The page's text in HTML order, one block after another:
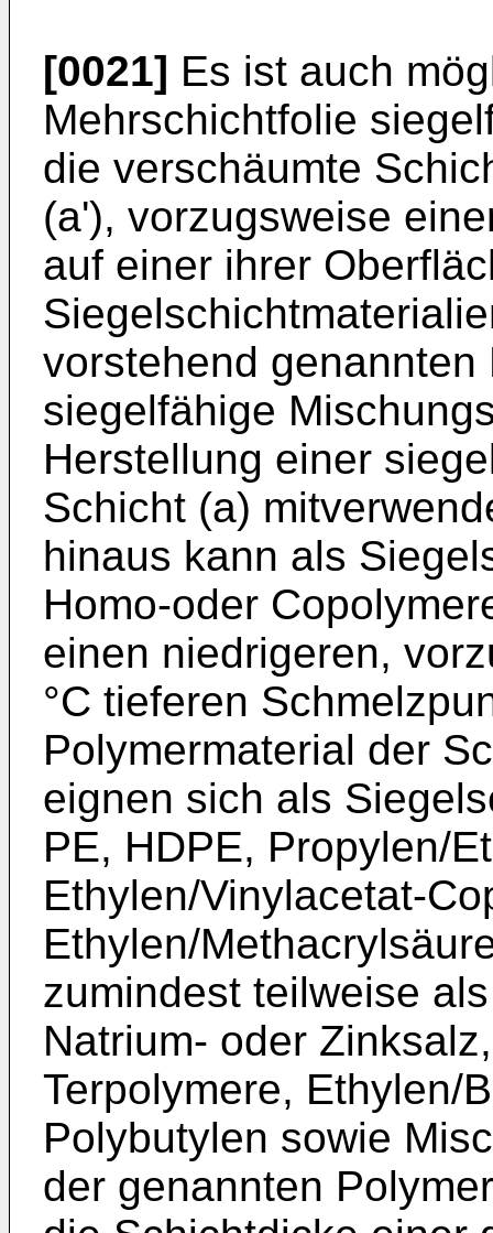
[0021] Es ist auch
Mehrschichtfolie
die verschäumte
(a'), vorzugsweise
auf einer ihrer
vorstehend
siegelfähige
Herstellung einer
Schicht (a)
hinaus kann als
Homo-oder
einen niedrigeren,
°C tieferen
Polymermaterial der
eignen sich als
PE, HDPE, Propylen/
Ethylen/Vinylacetat-
Ethylen/
zumindest teilweise
Natrium- oder
Terpolymere, Ethylen/
Polybutylen sowie
der genannten